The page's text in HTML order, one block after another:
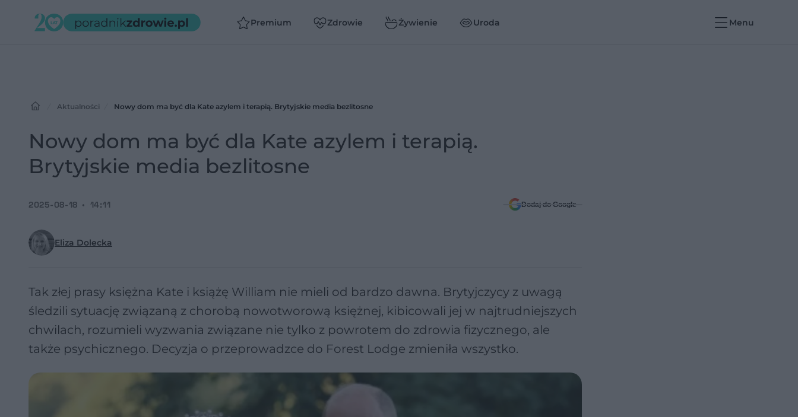
Premium Zdrowie Żywienie Uroda Menu
Aktualności Nowy dom ma być dla Kate azylem i terapią. Brytyjskie media bezlitosne
Nowy dom ma być dla Kate azylem i terapią.
Brytyjskie media bezlitosne
Eliza Dolecka
2025-08-18 14:11 Dodaj do Google
Tak złej prasy księżna Kate i książę William nie mieli od bardzo dawna. Brytyjczycy z uwagą
śledzili sytuację związaną z chorobą nowotworową księżnej, kibicowali jej w najtrudniejszych
chwilach, rozumieli wyzwania związane nie tylko z powrotem do zdrowia fizycznego, ale
także psychicznego. Decyzja o przeprowadzce do Forest Lodge zmieniła wszystko.